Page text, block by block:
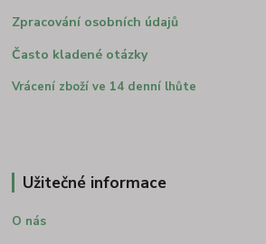
Zpracování osobních údajů
Často kladené otázky
Vrácení zboží ve 14 denní lhůte
Užitečné informace
O nás